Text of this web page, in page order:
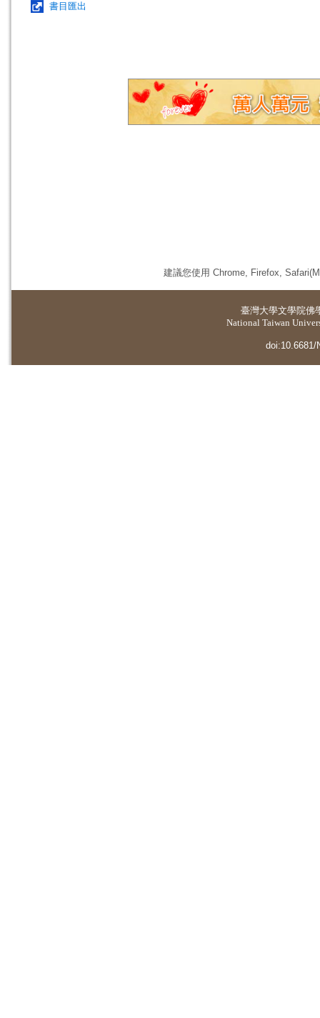
書目匯出
建議您使用 Chrome, Firefox,
臺灣大學文學院佛
National Taiwan
doi:10.6681/